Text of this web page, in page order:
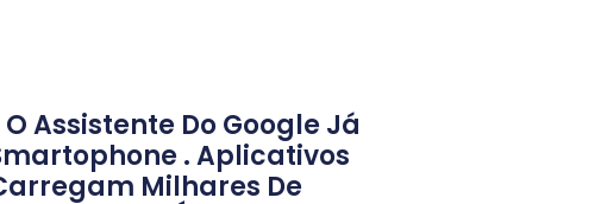
Assistente Do Google Já
. Aplicativos
Milhares De